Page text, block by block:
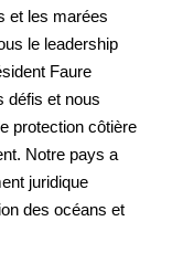
et les marées
le leadership
Faure
défis et nous
protection côtière
Notre pays a
juridique
des océans et